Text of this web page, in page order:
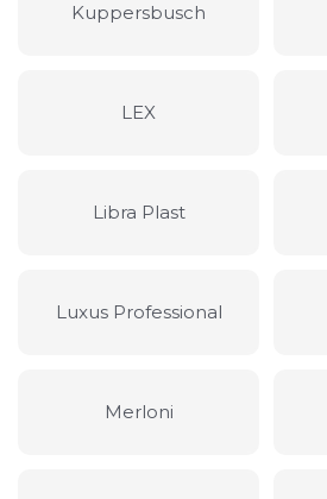
Kuppersbusch
LEX
Libra Plast
Luxus Professional
Merloni